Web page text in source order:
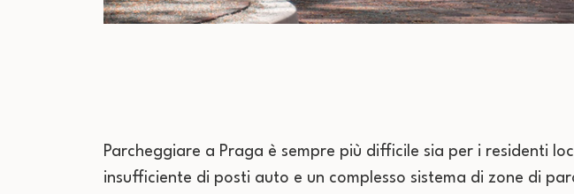
Parcheggiare a Praga è sempre più difficile sia per i residenti
insufficiente di posti auto e un complesso sistema di zone di